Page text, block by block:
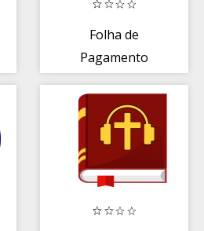
Folha de
Pagamento